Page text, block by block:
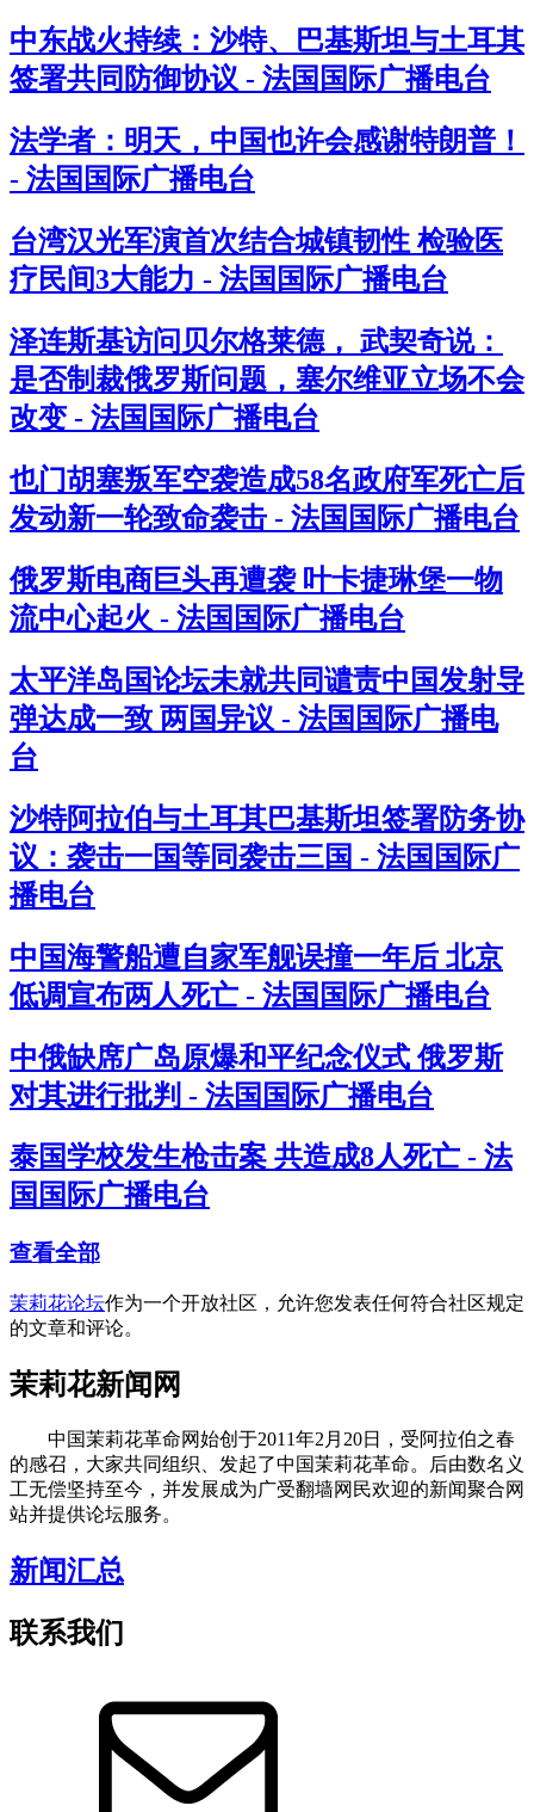
中东战火持续：沙特、巴基斯坦与土耳其
签署共同防御协议 - 法国国际广播电台
法学者：明天，中国也许会感谢特朗普！
- 法国国际广播电台
台湾汉光军演首次结合城镇韧性 检验医
疗民间3大能力 - 法国国际广播电台
泽连斯基访问贝尔格莱德， 武契奇说：
是否制裁俄罗斯问题，塞尔维亚立场不会
改变 - 法国国际广播电台
也门胡塞叛军空袭造成58名政府军死亡后
发动新一轮致命袭击 - 法国国际广播电台
俄罗斯电商巨头再遭袭 叶卡捷琳堡一物
流中心起火 - 法国国际广播电台
太平洋岛国论坛未就共同谴责中国发射导
弹达成一致 两国异议 - 法国国际广播电
台
沙特阿拉伯与土耳其巴基斯坦签署防务协
议：袭击一国等同袭击三国 - 法国国际广
播电台
中国海警船遭自家军舰误撞一年后 北京
低调宣布两人死亡 - 法国国际广播电台
中俄缺席广岛原爆和平纪念仪式 俄罗斯
对其进行批判 - 法国国际广播电台
泰国学校发生枪击案 共造成8人死亡 - 法
国国际广播电台
查看全部
茉莉花论坛作为一个开放社区，允许您发表任何符合社区规定
的文章和评论。
茉莉花新闻网
中国茉莉花革命网始创于2011年2月20日，受阿拉伯之春
的感召，大家共同组织、发起了中国茉莉花革命。后由数名义
工无偿坚持至今，并发展成为广受翻墙网民欢迎的新闻聚合网
站并提供论坛服务。
新闻汇总
联系我们